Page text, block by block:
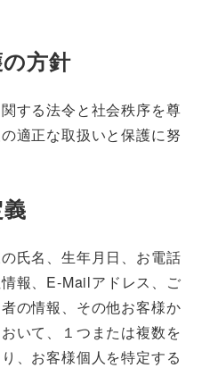
方針
する法令と社会秩序を尊
適正な取扱いと保護に努
氏名、生年月日、お電話
報、E-Mailアドレス、ご
の情報、その他お客様か
いて、１つまたは複数を
、お客様個人を特定する